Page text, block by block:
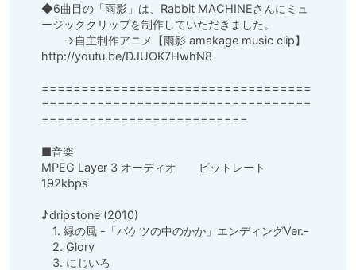
◆6曲目の「雨影」は、Rabbit MACHINEさんにミュ
ージッククリップを制作していただきました。
→自主制作アニメ【雨影 amakage music clip】
http://youtu.be/DJUOK7HwhN8
==================================
==================================
==========================
■音楽
MPEG Layer 3 オーディオ　　ビットレート
192kbps
♪dripstone (2010)
1. 緑の風 -「バケツの中のかか」エンディングVer.-
2. Glory
3. にじいろ